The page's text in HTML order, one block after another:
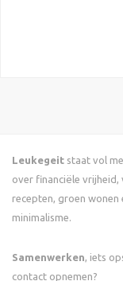
Leukegeit staat vol
over financiële vrijheid,
recepten, groen wonen
minimalisme.
Samenwerken, iets
contact opnemen?